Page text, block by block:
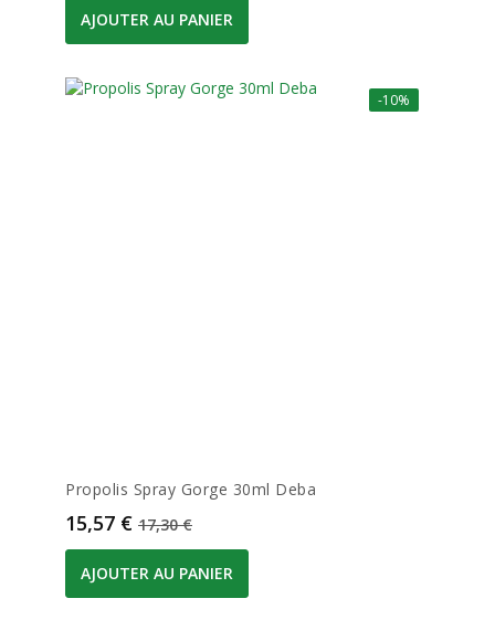
AJOUTER AU PANIER
-10%
Propolis Spray Gorge 30ml Deba
Prix
15,57 € Prix de base
17,30 €
AJOUTER AU PANIER